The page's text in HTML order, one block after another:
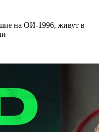
на ОИ-1996, живут в